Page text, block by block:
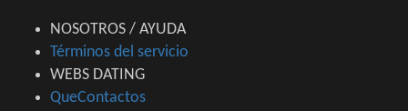
NOSOTROS / AYUDA
Términos del servicio
WEBS DATING
QueContactos